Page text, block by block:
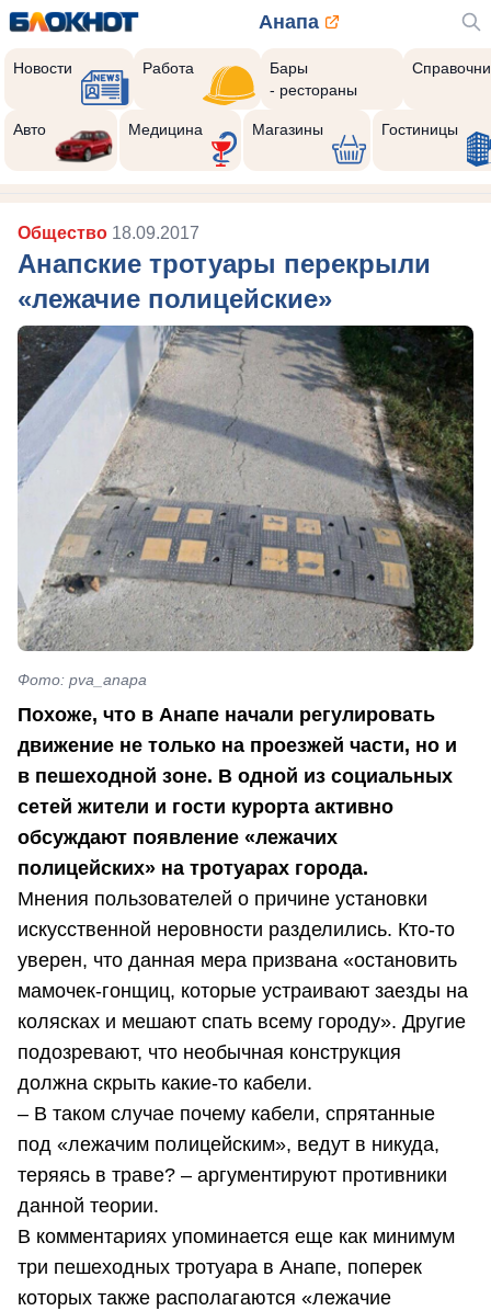
Анапа
Новости Работа
Бары
- рестораны
Авто Медицина Магазины Гостиницы
Общество 18.09.2017
Анапские тротуары перекрыли
«лежачие полицейские»
Фото: pva_anapa
Похоже, что в Анапе начали регулировать
движение не только на проезжей части, но и
в пешеходной зоне. В одной из социальных
сетей жители и гости курорта активно
обсуждают появление «лежачих
полицейских» на тротуарах города.
Мнения пользователей о причине установки
искусственной неровности разделились. Кто-то
уверен, что данная мера призвана «остановить
мамочек-гонщиц, которые устраивают заезды на
колясках и мешают спать всему городу». Другие
подозревают, что необычная конструкция
должна скрыть какие-то кабели.
– В таком случае почему кабели, спрятанные
под «лежачим полицейским», ведут в никуда,
теряясь в траве? – аргументируют противники
данной теории.
В комментариях упоминается еще как минимум
три пешеходных тротуара в Анапе, поперек
которых также располагаются «лежачие